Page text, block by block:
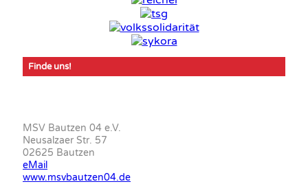
Finde uns!
MSV Bautzen 04 e.V.
Neusalzaer Str. 57
02625 Bautzen
eMail
www.msvbautzen04.de